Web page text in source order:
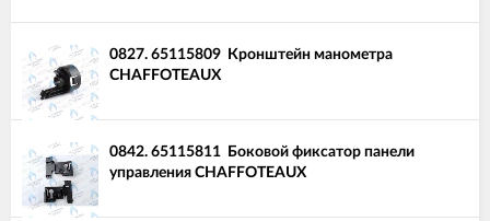
0827. 65115809 Кронштейн манометра
CHAFFOTEAUX
0842. 65115811 Боковой фиксатор панели
управления CHAFFOTEAUX